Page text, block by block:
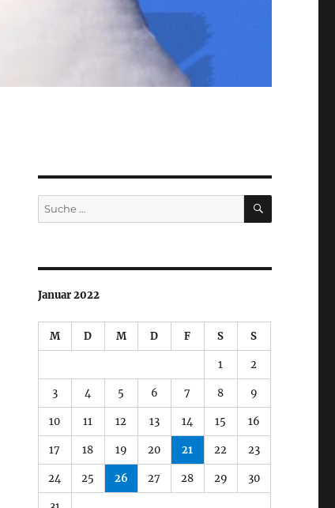
Suche
nach:
SUCHEN
Januar 2022
M D M D F S S
1 2
3 4 5 6 7 8 9
10 11 12 13 14 15 16
17 18 19 20 21 22 23
24 25 26 27 28 29 30